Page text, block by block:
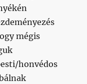
mégis
honvédos